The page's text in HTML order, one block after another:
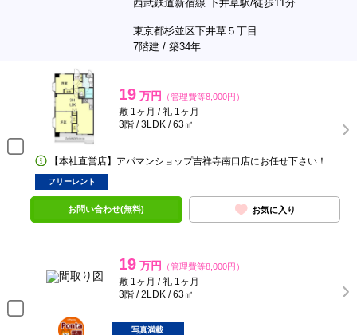
西武鉄道新宿線 下井草駅/徒歩11分
東京都杉並区下井草５丁目
7階建 / 築34年
19 万円 （管理費等8,000円）
敷 1ヶ月 / 礼 1ヶ月
3階 / 3LDK / 63㎡
【本社直営店】アパマンショップ吉祥寺南口店にお任せ下さい！
フリーレント
お問い合わせ(無料) お気に入り
19 万円 （管理費等8,000円）
敷 1ヶ月 / 礼 1ヶ月
3階 / 2LDK / 63㎡
ポンタ
部屋
写真満載